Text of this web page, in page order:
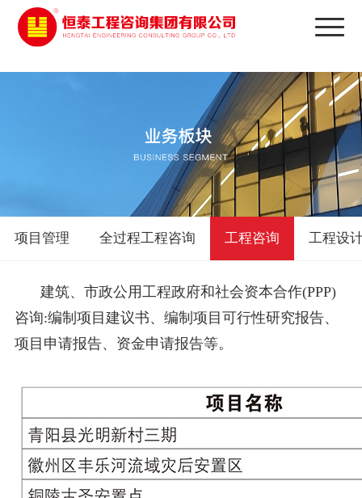
太阳城娱乐
项目管理 全过程工程咨询 工程咨询 工程设
建筑、市政公用工程政府和社会资本合作(PPP)
咨询:编制项目建议书、编制项目可行性研究报告、
项目申请报告、资金申请报告等。